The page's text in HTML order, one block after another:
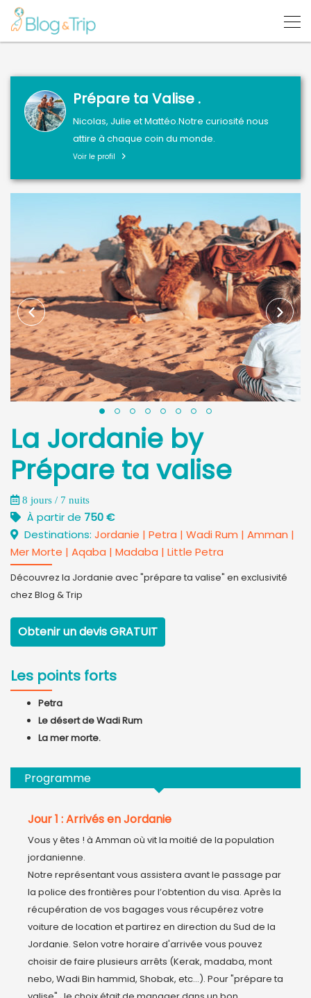
Prépare ta Valise .
Nicolas, Julie et Mattéo.Notre curiosité nous
attire à chaque coin du monde.
Voir le profil
La Jordanie by
Prépare ta valise
8 jours / 7 nuits
À partir de 750 €
Destinations: Jordanie | Petra | Wadi Rum | Amman |
Mer Morte | Aqaba | Madaba | Little Petra
Découvrez la Jordanie avec "prépare ta valise" en exclusivité
chez Blog & Trip
Obtenir un devisGRATUIT
Les points forts
Petra
Le désert de Wadi Rum
La mer morte.
Programme
Jour 1 : Arrivés en Jordanie
Vous y êtes ! à Amman où vit la moitié de la population
jordanienne.
Notre représentant vous assistera avant le passage par
la police des frontières pour l’obtention du visa. Après la
récupération de vos bagages vous récupérez votre
voiture de location et partirez en direction du Sud de la
Jordanie. Selon votre horaire d'arrivée vous pouvez
choisir de faire plusieurs arrêts (Kerak, madaba, mont
nebo, Wadi Bin hammid, Shobak, etc...). Pour "prépare ta